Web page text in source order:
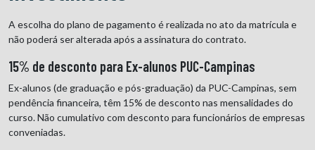
A escolha do plano de pagamento é realizada no ato da matrícula e
não poderá ser alterada após a assinatura do contrato.
15% de desconto para Ex-alunos PUC-Campinas
Ex-alunos (de graduação e pós-graduação) da PUC-Campinas, sem
pendência financeira, têm 15% de desconto nas mensalidades do
curso. Não cumulativo com desconto para funcionários de empresas
conveniadas.